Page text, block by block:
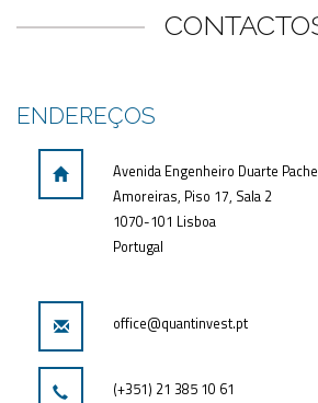
ENDEREÇOS
Avenida Engenheiro Duarte
Amoreiras, Piso 17, Sala 2
1070-101 Lisboa
Portugal
office@quantinvest.pt
(+351) 21 385 10 61